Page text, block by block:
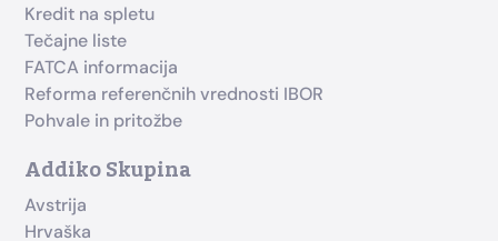
Kredit na spletu
Tečajne liste
FATCA informacija
Reforma referenčnih vrednosti IBOR
Pohvale in pritožbe
Addiko Skupina
Avstrija
Hrvaška